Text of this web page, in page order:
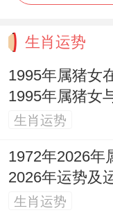
识或长辈关照
遂，是开拓新
【生肖猴：小
申金克午火，
欲望，但易与
沟通方式，以
生肖运势
1995年属猪女
1995年属猪女
生肖运势
1972年2026年
2026年运势及
生肖运势